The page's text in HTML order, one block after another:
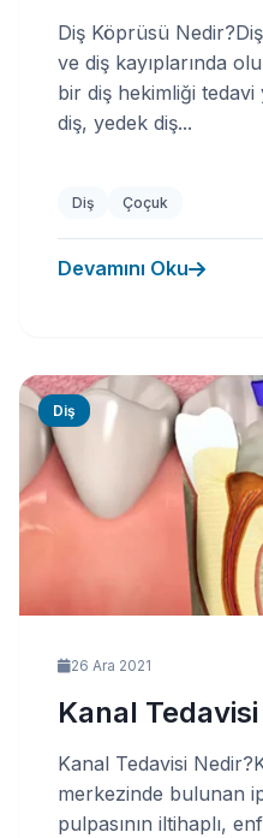
Diş Köprüsü
ve diş kayıplarında
bir diş hekimliği
diş, yedek diş...
Diş Çoçuk
Devamını Oku
Diş
26 Ara 2021
Kanal
Kanal Tedavisi
merkezinde bulunan
pulpasının iltihaplı,